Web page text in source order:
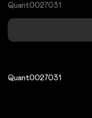
Quant0027031
Quant0027031